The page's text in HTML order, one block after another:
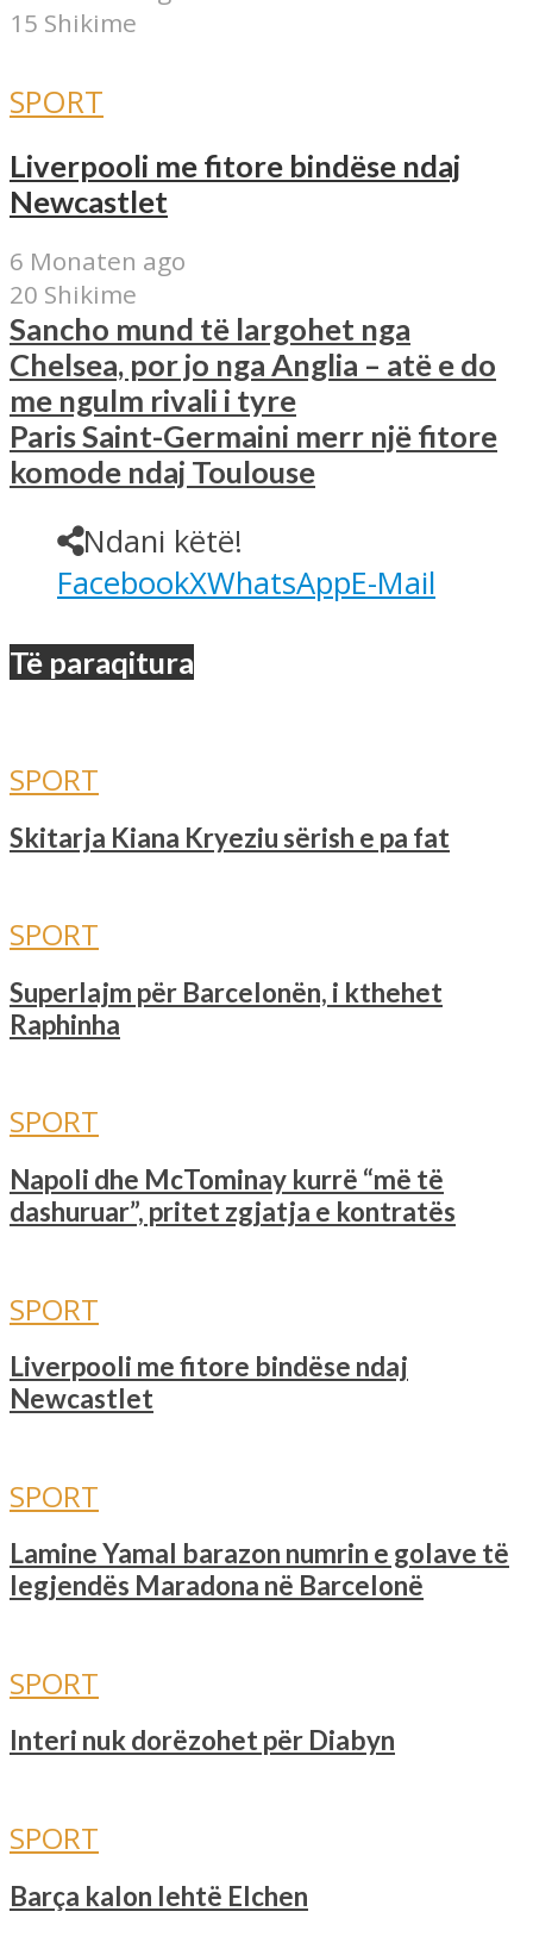
15 Shikime
SPORT
Liverpooli me fitore bindëse ndaj
Newcastlet
6 Monaten ago
20 Shikime
Sancho mund të largohet nga
Chelsea, por jo nga Anglia – atë e do
me ngulm rivali i tyre
Paris Saint-Germaini merr një fitore
komode ndaj Toulouse
Ndani këtë!
FacebookXWhatsAppE-Mail
Të paraqitura
SPORT
Skitarja Kiana Kryeziu sërish e pa fat
SPORT
Superlajm për Barcelonën, i kthehet
Raphinha
SPORT
Napoli dhe McTominay kurrë “më të
dashuruar”, pritet zgjatja e kontratës
SPORT
Liverpooli me fitore bindëse ndaj
Newcastlet
SPORT
Lamine Yamal barazon numrin e golave ​​të
legjendës Maradona në Barcelonë
SPORT
Interi nuk dorëzohet për Diabyn
SPORT
Barça kalon lehtë Elchen